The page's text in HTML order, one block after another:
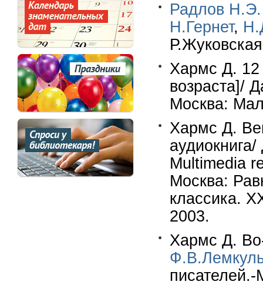
Радлов Н.Э.
Н.Гернет,
Хармс Д. 12
возраста]/
Москва:
Хармс Д.
Multimedia
Москва:
классика.
2003.
Хармс Д.